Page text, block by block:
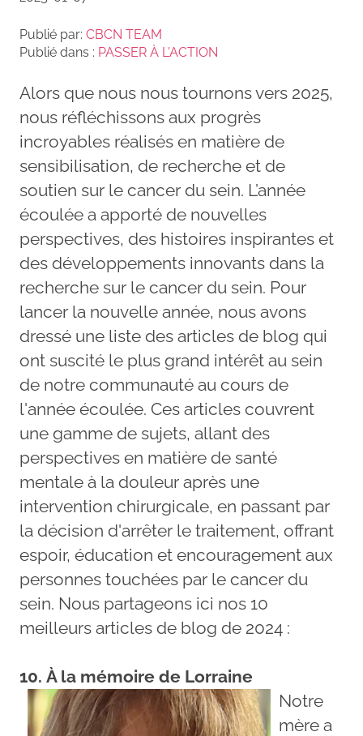
Publié par: CBCN TEAM
Publié dans : PASSER À L'ACTION
Alors que nous nous tournons vers 2025,
nous réfléchissons aux progrès
incroyables réalisés en matière de
sensibilisation, de recherche et de
soutien sur le cancer du sein. L’année
écoulée a apporté de nouvelles
perspectives, des histoires inspirantes et
des développements innovants dans la
recherche sur le cancer du sein. Pour
lancer la nouvelle année, nous avons
dressé une liste des articles de blog qui
ont suscité le plus grand intérêt au sein
de notre communauté au cours de
l'année écoulée. Ces articles couvrent
une gamme de sujets, allant des
perspectives en matière de santé
mentale à la douleur après une
intervention chirurgicale, en passant par
la décision d'arrêter le traitement, offrant
espoir, éducation et encouragement aux
personnes touchées par le cancer du
sein. Nous partageons ici nos 10
meilleurs articles de blog de 2024 :
10. À la mémoire de Lorraine
Notre
mère a